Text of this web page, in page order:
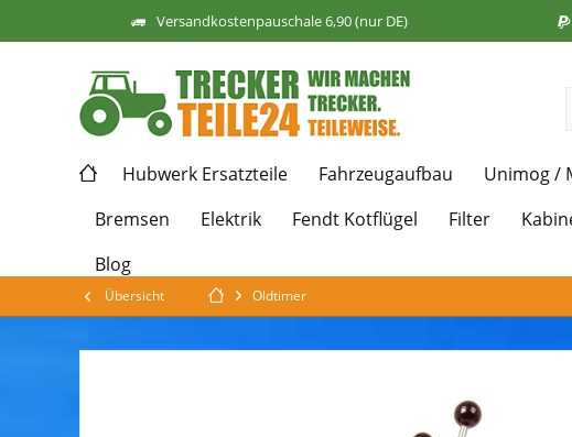
Versandkostenpauschale 6,90 (nur DE)
Hubwerk Ersatzteile Fahrzeugaufbau Unimog /
Bremsen
Elektrik Fendt Kotflügel Filter
Blog
Übersicht Oldtimer